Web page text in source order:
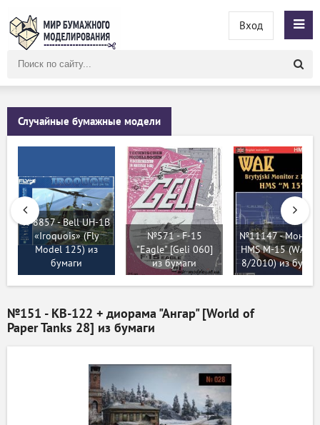
сайту
Вход
Случайные бумажные модели
№8857 - Bell UH-1B
«Iroquois» (Fly
Model 125) из
бумаги
№571 - F-15
"Eagle" [Geli 060]
из бумаги
№11147 -
HMS M-15 (WAK
8/2010) из
№151 - КВ-122 + диорама "Ангар" [World of
Paper Tanks 28] из бумаги